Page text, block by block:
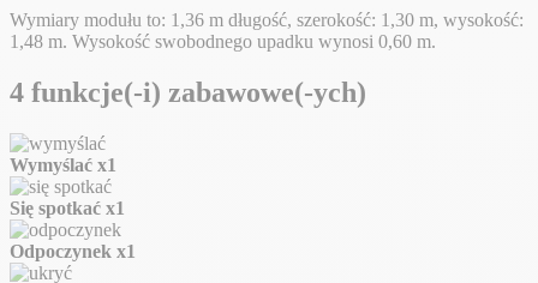
Wymiary modułu to: 1,36 m długość, szerokość: 1,30 m, wysokość:
1,48 m. Wysokość swobodnego upadku wynosi 0,60 m.
4 funkcje(-i) zabawowe(-ych)
Wymyślać x1
Się spotkać x1
Odpoczynek x1